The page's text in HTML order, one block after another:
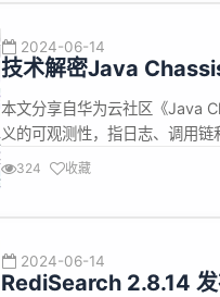
2024-06-14
技术解密Java
本文分享自华为云社区《Java
义的可观测性，指日志、调用
序暴露出来的便于理解其运行
324 收藏
2024-06-14
RediSearch 2.8.14